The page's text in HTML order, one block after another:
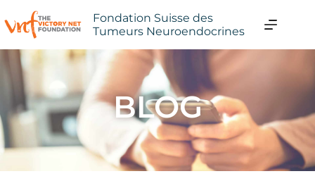
Fondation Suisse des
Tumeurs Neuroendocrines
BLOG